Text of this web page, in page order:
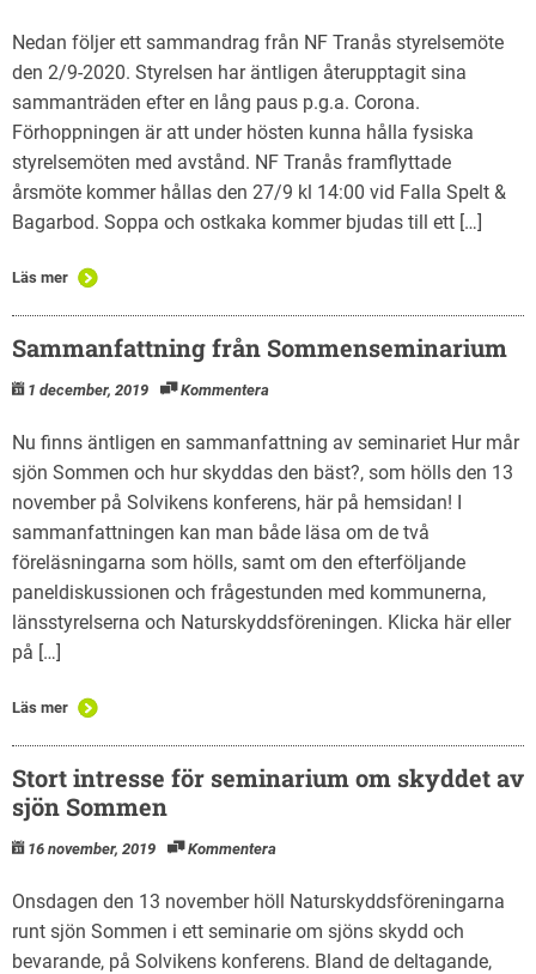
Nedan följer ett sammandrag från NF Tranås styrelsemöte
den 2/9-2020. Styrelsen har äntligen återupptagit sina
sammanträden efter en lång paus p.g.a. Corona.
Förhoppningen är att under hösten kunna hålla fysiska
styrelsemöten med avstånd. NF Tranås framflyttade
årsmöte kommer hållas den 27/9 kl 14:00 vid Falla Spelt &
Bagarbod. Soppa och ostkaka kommer bjudas till ett […]
Läs mer
Sammanfattning från Sommenseminarium
1 december, 2019 Kommentera
Nu finns äntligen en sammanfattning av seminariet Hur mår
sjön Sommen och hur skyddas den bäst?, som hölls den 13
november på Solvikens konferens, här på hemsidan! I
sammanfattningen kan man både läsa om de två
föreläsningarna som hölls, samt om den efterföljande
paneldiskussionen och frågestunden med kommunerna,
länsstyrelserna och Naturskyddsföreningen. Klicka här eller
på […]
Läs mer
Stort intresse för seminarium om skyddet av
sjön Sommen
16 november, 2019 Kommentera
Onsdagen den 13 november höll Naturskyddsföreningarna
runt sjön Sommen i ett seminarie om sjöns skydd och
bevarande, på Solvikens konferens. Bland de deltagande,